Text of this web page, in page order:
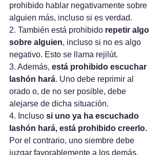
prohibido hablar negativamente sobre
alguien más, incluso si es verdad.
2. También está prohibido repetir algo
sobre alguien, incluso si no es algo
negativo. Esto se llama rejilút.
3. Además, está prohibido escuchar
lashón hará. Uno debe reprimir al
orado o, de no ser posible, debe
alejarse de dicha situación.
4. Incluso si uno ya ha escuchado
lashón hará, está prohibido creerlo.
Por el contrario, uno siembre debe
juzgar favorablemente a los demás.